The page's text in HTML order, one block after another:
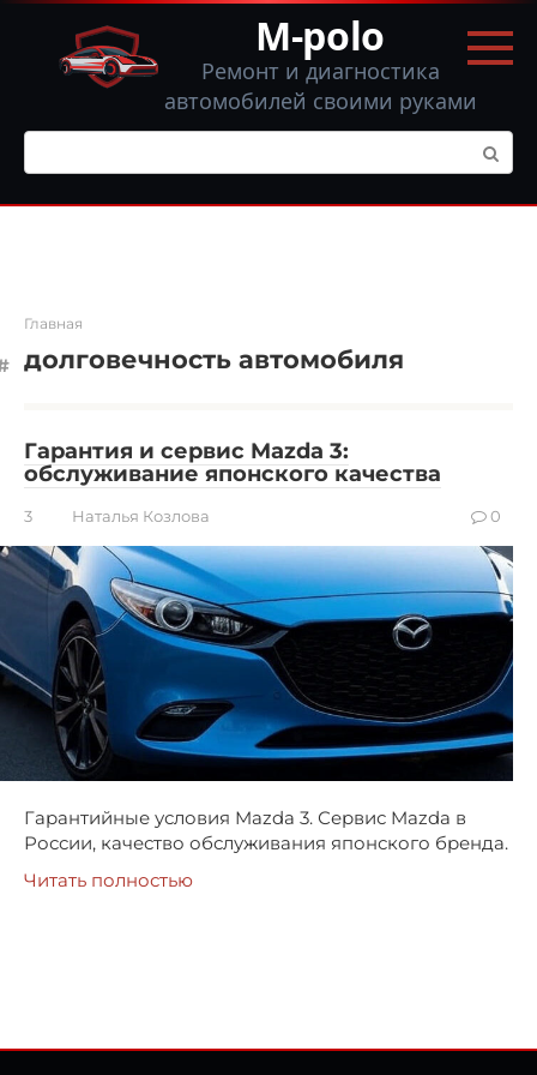
Перейти
контенту
M-polo
Ремонт и диагностика
автомобилей своими руками
Поиск:
Главная
долговечность автомобиля
Гарантия и сервис Mazda 3:
обслуживание японского качества
3 Наталья Козлова 0
Гарантийные условия Mazda 3. Сервис Mazda в
России, качество обслуживания японского бренда.
Читать полностью